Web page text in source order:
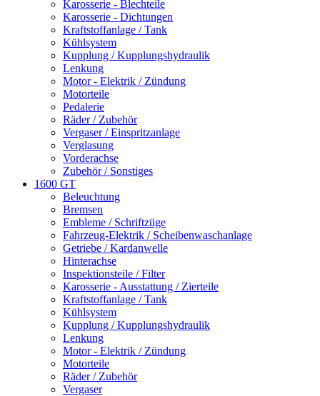
Karosserie - Blechteile
Karosserie - Dichtungen
Kraftstoffanlage / Tank
Kühlsystem
Kupplung / Kupplungshydraulik
Lenkung
Motor - Elektrik / Zündung
Motorteile
Pedalerie
Räder / Zubehör
Vergaser / Einspritzanlage
Verglasung
Vorderachse
Zubehör / Sonstiges
1600 GT
Beleuchtung
Bremsen
Embleme / Schriftzüge
Fahrzeug-Elektrik / Scheibenwaschanlage
Getriebe / Kardanwelle
Hinterachse
Inspektionsteile / Filter
Karosserie - Ausstattung / Zierteile
Kraftstoffanlage / Tank
Kühlsystem
Kupplung / Kupplungshydraulik
Lenkung
Motor - Elektrik / Zündung
Motorteile
Räder / Zubehör
Vergaser